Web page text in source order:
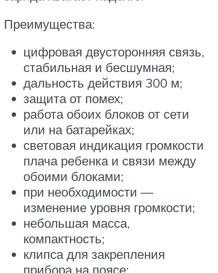
Преимущества:
цифровая двусторонняя связь,
стабильная и бесшумная;
дальность действия 300 м;
защита от помех;
работа обоих блоков от сети
или на батарейках;
световая индикация громкости
плача ребенка и связи между
обоими блоками;
при необходимости —
изменение уровня громкости;
небольшая масса,
компактность;
клипса для закрепления
прибора на поясе;